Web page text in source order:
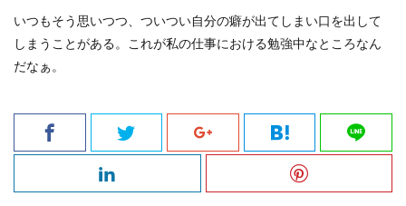
いつもそう思いつつ、ついつい自分の癖が出てしまい口を出して
しまうことがある。これが私の仕事における勉強中なところなん
だなぁ。